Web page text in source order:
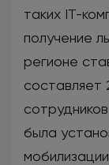
таких IT-
получение
регионе
составляет
была